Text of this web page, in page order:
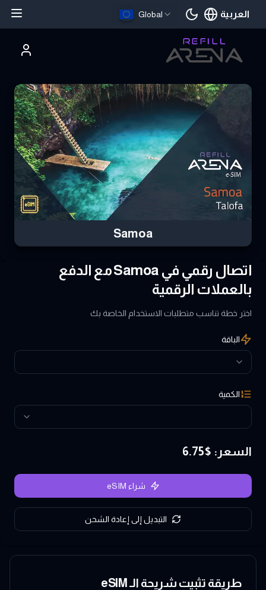
Global العربية
اللغة الحالية
Samoa
اتصال رقمي في Samoa مع الدفع
بالعملات الرقمية
اختر خطة تناسب متطلبات الاستخدام الخاصة بك
الباقة
الكمية
السعر : $
6.75
شراء eSIM
التبديل إلى إعادة الشحن
طريقة تثبيت شريحة الـ eSIM